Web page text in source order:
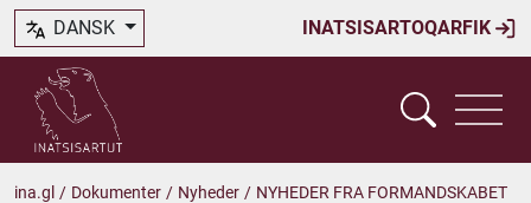
INATSISARTOQARFIK
DANSK
ina.gl / Dokumenter / Nyheder / NYHEDER FRA FORMANDSKABET